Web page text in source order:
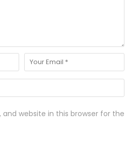
and website in this browser for the